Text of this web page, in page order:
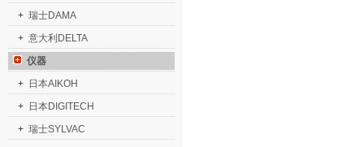
+ 瑞士DAMA
+ 意大利DELTA
仪器
+ 日本AIKOH
+ 日本DIGITECH
+ 瑞士SYLVAC